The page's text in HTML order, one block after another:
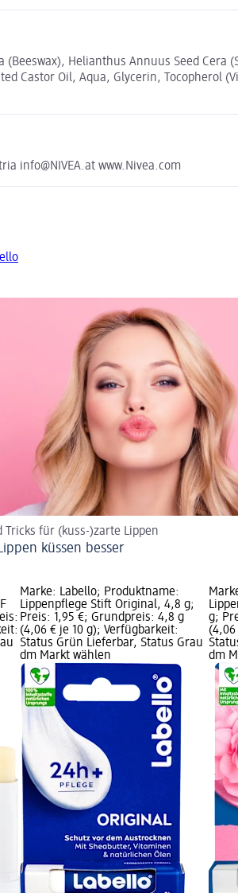
Helianthus Annuus Seed
Castor Oil, Aqua, Glycerin, Tocopherol
info@NIVEA.at www.Nivea.com
Tricks für (kuss-)zarte Lippen
küssen besser
Marke: Labello; Produktname:
Lippenpflege Stift Original, 4,8 g;
Preis: 1,95 €; Grundpreis: 4,8 g
(4,06 € je 10 g); Verfügbarkeit:
Status Grün Lieferbar, Status Grau
dm Markt wählen
g;
dm